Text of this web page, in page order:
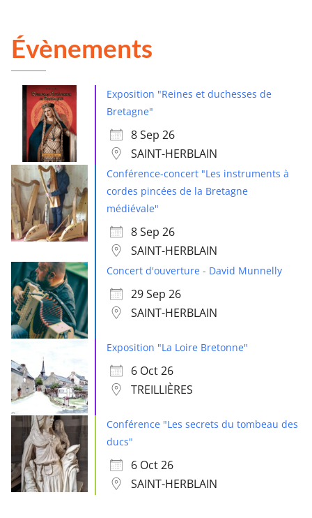
Évènements
Exposition "Reines et duchesses de
Bretagne"
8 Sep 26
SAINT-HERBLAIN
Conférence-concert "Les instruments à
cordes pincées de la Bretagne
médiévale"
8 Sep 26
SAINT-HERBLAIN
Concert d'ouverture - David Munnelly
29 Sep 26
SAINT-HERBLAIN
Exposition "La Loire Bretonne"
6 Oct 26
TREILLIÈRES
Conférence "Les secrets du tombeau des
ducs"
6 Oct 26
SAINT-HERBLAIN